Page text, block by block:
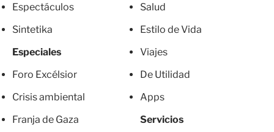
Espectáculos
Sintetika
Especiales
Foro Excélsior
Crisis ambiental
Franja de Gaza
Salud
Estilo de Vida
Viajes
De Utilidad
Apps
Servicios